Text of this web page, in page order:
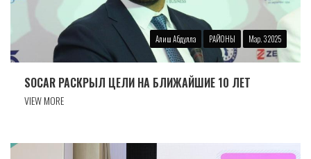
Алиш Абдулла РАЙОНЫ Мар. 3 2025
SOCAR РАСКРЫЛ ЦЕЛИ НА БЛИЖАЙШИЕ 10 ЛЕТ
VIEW MORE